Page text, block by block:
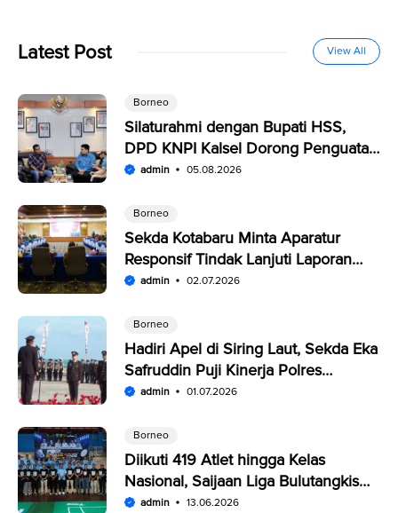
Latest Post View All
Borneo
Silaturahmi dengan Bupati HSS,
DPD KNPI Kalsel Dorong Penguatan
SDM Pemuda
admin 05.08.2026
Borneo
Sekda Kotabaru Minta Aparatur
Responsif Tindak Lanjuti Laporan
Warga di SP4N-LAPOR
admin 02.07.2026
Borneo
Hadiri Apel di Siring Laut, Sekda Eka
Safruddin Puji Kinerja Polres
Kotabaru
admin 01.07.2026
Borneo
Diikuti 419 Atlet hingga Kelas
Nasional, Saijaan Liga Bulutangkis
Memperebutkan Rp109,5 Juta
admin 13.06.2026